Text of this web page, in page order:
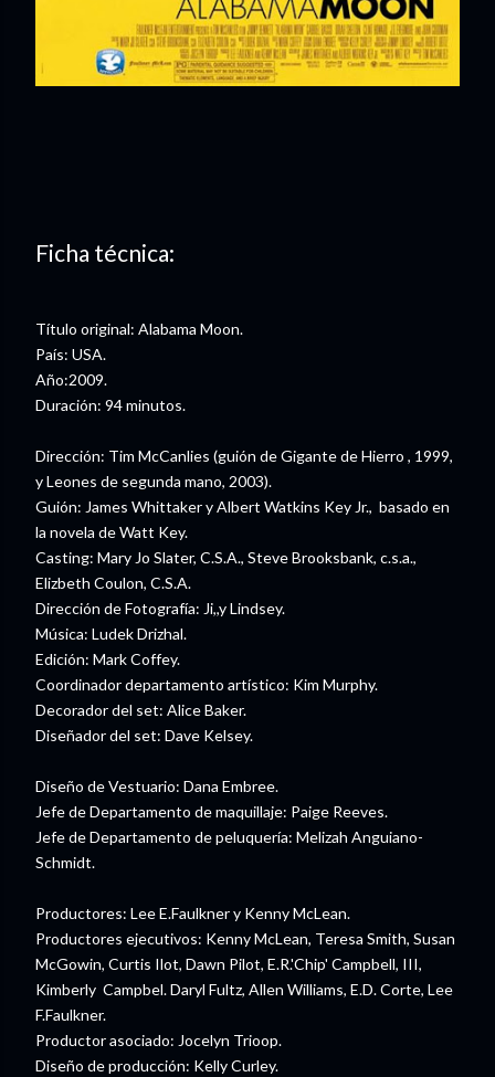
Ficha técnica:
Título original: Alabama Moon.
País: USA.
Año:2009.
Duración: 94 minutos.
Dirección: Tim McCanlies (guión de Gigante de Hierro , 1999,
y Leones de segunda mano, 2003).
Guión: James Whittaker y Albert Watkins Key Jr., basado en
la novela de Watt Key.
Casting: Mary Jo Slater, C.S.A., Steve Brooksbank, c.s.a.,
Elizbeth Coulon, C.S.A.
Dirección de Fotografía: Ji,,y Lindsey.
Música: Ludek Drizhal.
Edición: Mark Coffey.
Coordinador departamento artístico: Kim Murphy.
Decorador del set: Alice Baker.
Diseñador del set: Dave Kelsey.
Diseño de Vestuario: Dana Embree.
Jefe de Departamento de maquillaje: Paige Reeves.
Jefe de Departamento de peluquería: Melizah Anguiano-
Schmidt.
Productores: Lee E.Faulkner y Kenny McLean.
Productores ejecutivos: Kenny McLean, Teresa Smith, Susan
McGowin, Curtis Ilot, Dawn Pilot, E.R.'Chip' Campbell, III,
Kimberly Campbel. Daryl Fultz, Allen Williams, E.D. Corte, Lee
F.Faulkner.
Productor asociado: Jocelyn Trioop.
Diseño de producción: Kelly Curley.